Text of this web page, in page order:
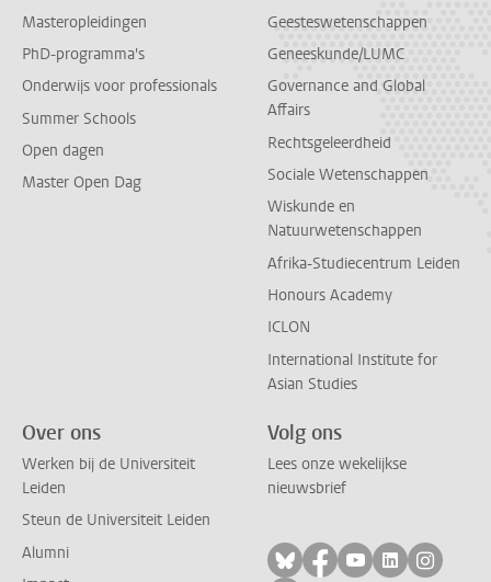
Masteropleidingen
PhD-programma's
Onderwijs voor professionals
Summer Schools
Open dagen
Master Open Dag
Geesteswetenschappen
Geneeskunde/LUMC
Governance and Global
Affairs
Rechtsgeleerdheid
Sociale Wetenschappen
Wiskunde en
Natuurwetenschappen
Afrika-Studiecentrum Leiden
Honours Academy
ICLON
International Institute for
Asian Studies
Over ons
Werken bij de Universiteit
Leiden
Steun de Universiteit Leiden
Alumni
Volg ons
Lees onze wekelijkse
nieuwsbrief
Volg ons op bluesky
Volg ons op
Volg ons op
Volg ons
Volg